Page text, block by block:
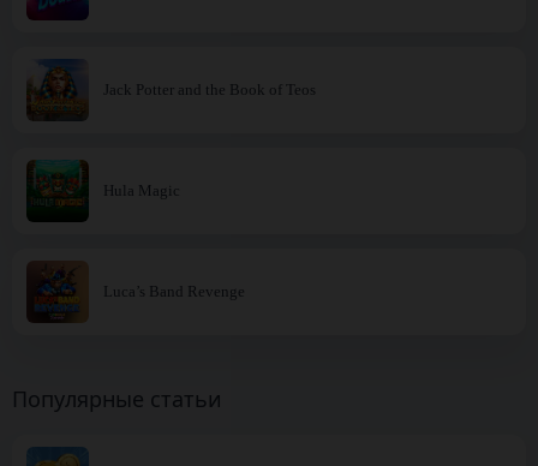
Jack Potter and the Book of Teos
Hula Magic
Luca’s Band Revenge
Популярные статьи